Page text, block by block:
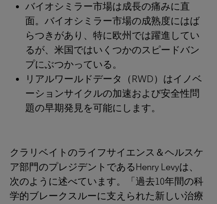
バイオシミラー市場は成長の痛みに直
面。バイオシミラー市場の成熟度にはば
らつきがあり、特に欧州では躍進してい
るが、米国ではいくつかのスピードバン
プにぶつかっている。
リアルワールドデータ（RWD）はイノベ
ーションサイクルの加速および安全性問
題の早期発見を可能にします。
クラリベイトのライフサイエンス＆ヘルスケ
ア部門のプレジデントであるHenry Levyは、
次のように述べています。「過去10年間の科
学的ブレークスルーに支えられた新しい治療